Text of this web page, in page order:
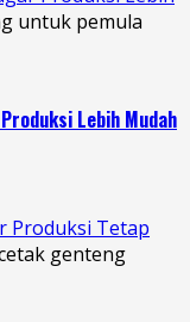
Lebih Mudah
Produksi Tetap